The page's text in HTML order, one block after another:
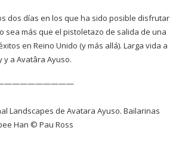
dos días en los que ha sido posible disfrutar
sea más que el pistoletazo de salida de una
en Reino Unido (y más allá). Larga vida a
y a Avatâra Ayuso.
Landscapes de Avatara Ayuso. Bailarinas
Han © Pau Ross